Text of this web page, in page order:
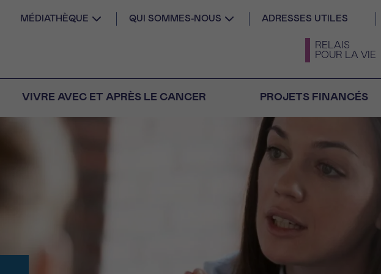
MÉDIATHÈQUE QUI SOMMES-NOUS ADRESSES UTILES
RELAIS
POUR LA VIE
VIVRE AVEC ET APRÈS LE CANCER PROJETS FINANCÉS
sur le cancer
Confirmation
DU RENDEZ-VOUS